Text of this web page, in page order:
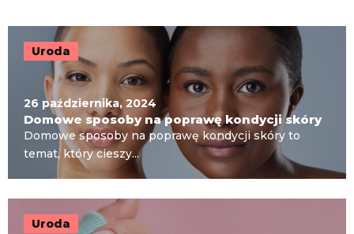
Uroda
26 października, 2024
Domowe sposoby na poprawę kondycji skóry
Domowe sposoby na poprawę kondycji skóry to
temat, który cieszy...
Uroda